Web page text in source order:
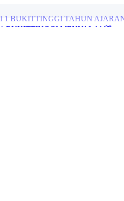
BUKITTINGGI MENYALA! 🏆...